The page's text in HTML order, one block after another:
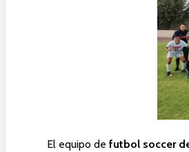
El equipo de futbol soccer